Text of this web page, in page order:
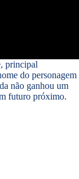
principal
do personagem
não ganhou um
futuro próximo.